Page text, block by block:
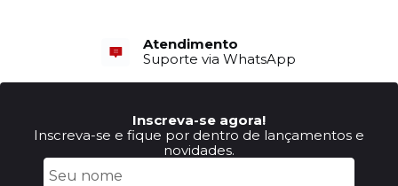
Atendimento
Suporte via WhatsApp
Inscreva-se agora!
Inscreva-se e fique por dentro de lançamentos e
novidades.